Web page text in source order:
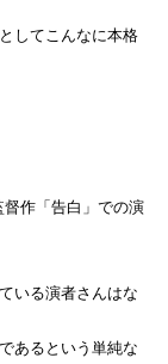
してこんなに本格
作「告白」での演
いる演者さんはな
あるという単純な